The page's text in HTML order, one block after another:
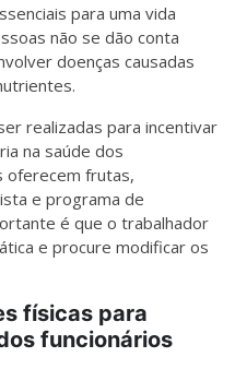
para uma vida
não se dão conta
doenças causadas
realizadas para incentivar
na saúde dos
oferecem frutas,
e programa de
é que o trabalhador
e procure modificar os
físicas para
funcionários